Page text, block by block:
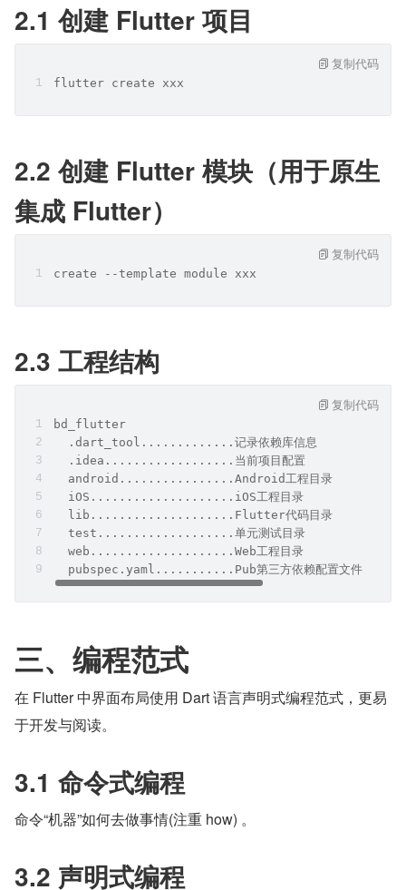
2.1 创建 Flutter 项目
flutter create xxx
复制代码
2.2 创建 Flutter 模块（用于原生
集成 Flutter）
create --template module xxx
复制代码
2.3 工程结构
bd_flutter
  .dart_tool.............记录依赖库信息
  .idea..................当前项目配置
  android................Android工程目录
  iOS....................iOS工程目录
  lib....................Flutter代码目录
  test...................单元测试目录
  web....................Web工程目录
pubspec.yaml...........Pub第三方依赖配置文件，类
复制代码
三、编程范式
在 Flutter 中界面布局使用 Dart 语言声明式编程范式，更易
于开发与阅读。
3.1 命令式编程
命令“机器”如何去做事情(注重 how) 。
3.2 声明式编程